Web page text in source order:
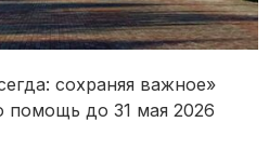
сохраняя важное»
помощь до 31 мая 2026